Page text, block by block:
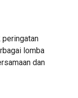
peringatan
lomba
dan